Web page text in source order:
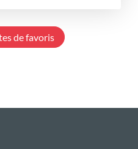
de favoris